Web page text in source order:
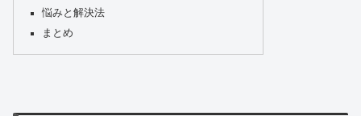
悩みと解決法
まとめ